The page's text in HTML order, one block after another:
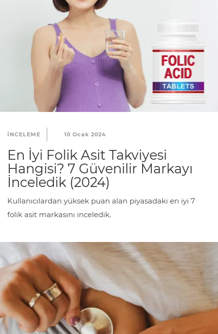
INCELEME 10 Ocak 2024
En İyi Folik Asit Takviyesi
Hangisi? 7 Güvenilir Markayı
İnceledik (2024)
Kullanıcılardan yüksek puan alan piyasadaki en iyi 7
folik asit markasını inceledik.